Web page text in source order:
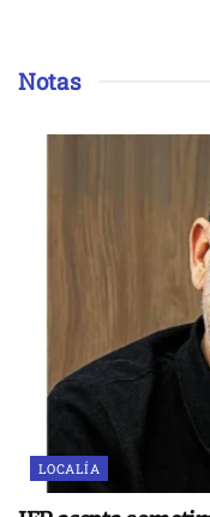
Notas
LOCALÍA